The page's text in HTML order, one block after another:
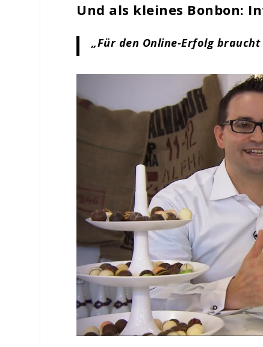
Und als kleines Bonbon:
„Für den Online-Erfolg braucht